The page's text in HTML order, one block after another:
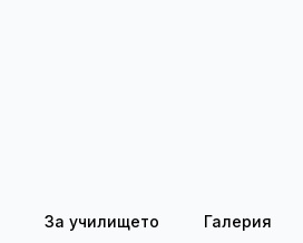
За училището Галерия